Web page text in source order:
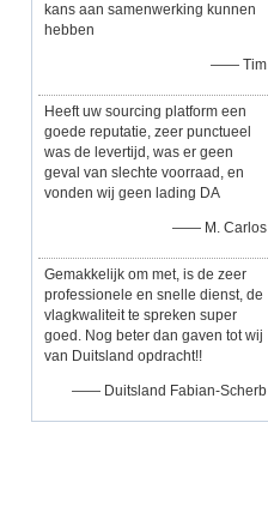
kans aan samenwerking kunnen
hebben
—— Tim
Heeft uw sourcing platform een
goede reputatie, zeer punctueel
was de levertijd, was er geen
geval van slechte voorraad, en
vonden wij geen lading DA
—— M. Carlos
Gemakkelijk om met, is de zeer
professionele en snelle dienst, de
vlagkwaliteit te spreken super
goed. Nog beter dan gaven tot wij
van Duitsland opdracht!!
—— Duitsland Fabian-Scherb